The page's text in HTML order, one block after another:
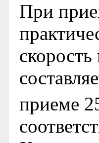
При
приеме